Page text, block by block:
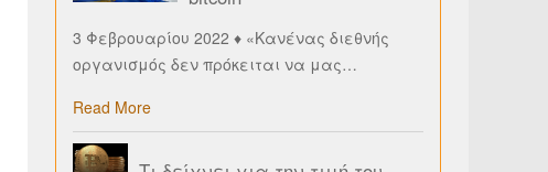
3 Φεβρουαρίου 2022 ♦ «Κανένας διεθνής
οργανισμός δεν πρόκειται να μας…
Read More